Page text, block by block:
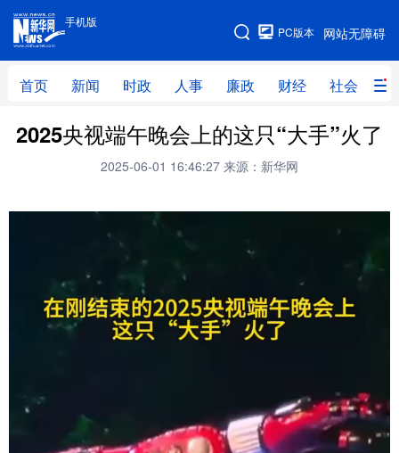
手机版
网站无障碍
PC版本
首页 新闻 时政 人事 廉政 财经 社会 科
手机版
网站地图
首页 新闻 时政 人事
财经 社会
文化 教育 健康 旅游
直播
地方频道
江苏
安徽 福建 江西
2025央视端午晚会上的这只“大手”火了
2025-06-01 16:46:27 来源：新华网